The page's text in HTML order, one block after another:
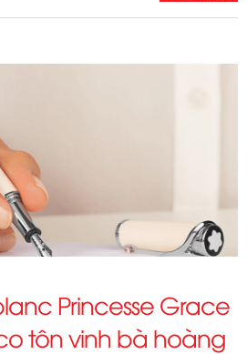
Princesse Grace
tôn vinh bà hoàng